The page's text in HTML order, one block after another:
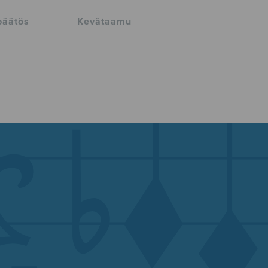
Kevätaamu